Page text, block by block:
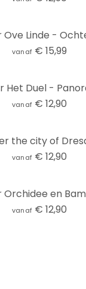
vanaf € 15,99
Het Duel -
vanaf € 12,90
the city of
vanaf € 12,90
vanaf € 12,90